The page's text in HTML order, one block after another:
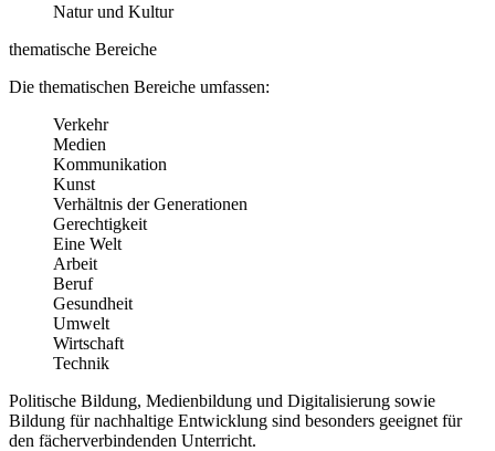
Natur und Kultur
thematische Bereiche
Die thematischen Bereiche umfassen:
Verkehr
Medien
Kommunikation
Kunst
Verhältnis der Generationen
Gerechtigkeit
Eine Welt
Arbeit
Beruf
Gesundheit
Umwelt
Wirtschaft
Technik
Politische Bildung, Medienbildung und Digitalisierung sowie
Bildung für nachhaltige Entwicklung sind besonders geeignet für
den fächerverbindenden Unterricht.